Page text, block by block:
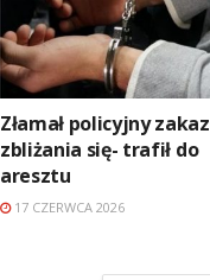
Złamał policyjny zakaz
zbliżania się- trafił do
aresztu
17 CZERWCA 2026